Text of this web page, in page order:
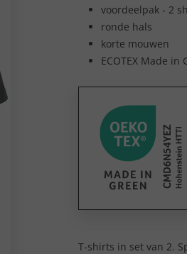
voordeelpak - 2
ronde hals
korte mouwen
ECOTEX Made in
T-shirts in set van 2.